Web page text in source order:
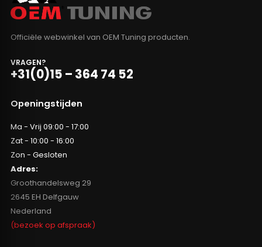
Officiële webwinkel van OEM Tuning producten.
VRAGEN?
+31(0)15 – 364 74 52
Openingstijden
Ma - Vrij 09:00 - 17:00
Zat - 10:00 - 16:00
Zon - Gesloten
Adres:
Groothandelsweg 29
2645 EH Delfgauw
Nederland
(bezoek op afspraak)